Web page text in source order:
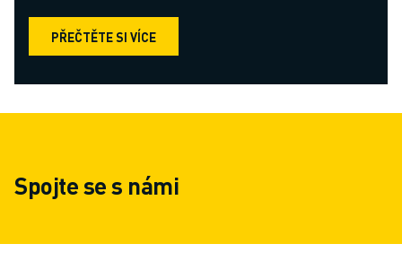
PŘEČTĚTE SI VÍCE
Spojte se s námi